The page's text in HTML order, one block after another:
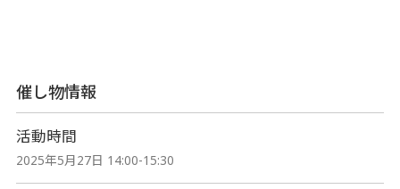
催し物情報
活動時間
2025年5月27日 14:00-15:30